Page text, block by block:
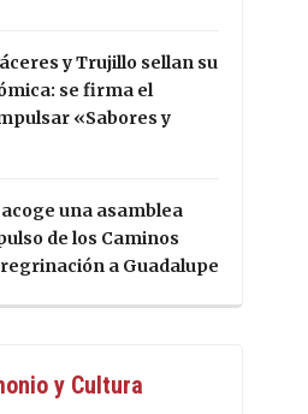
y Trujillo sellan su
se firma el
«Sabores y
una asamblea
de los Caminos
a Guadalupe
y Cultura